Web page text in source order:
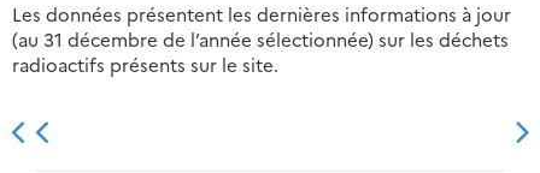
Les données présentent les dernières informations à jour
(au 31 décembre de l’année sélectionnée) sur les déchets
radioactifs présents sur le site.